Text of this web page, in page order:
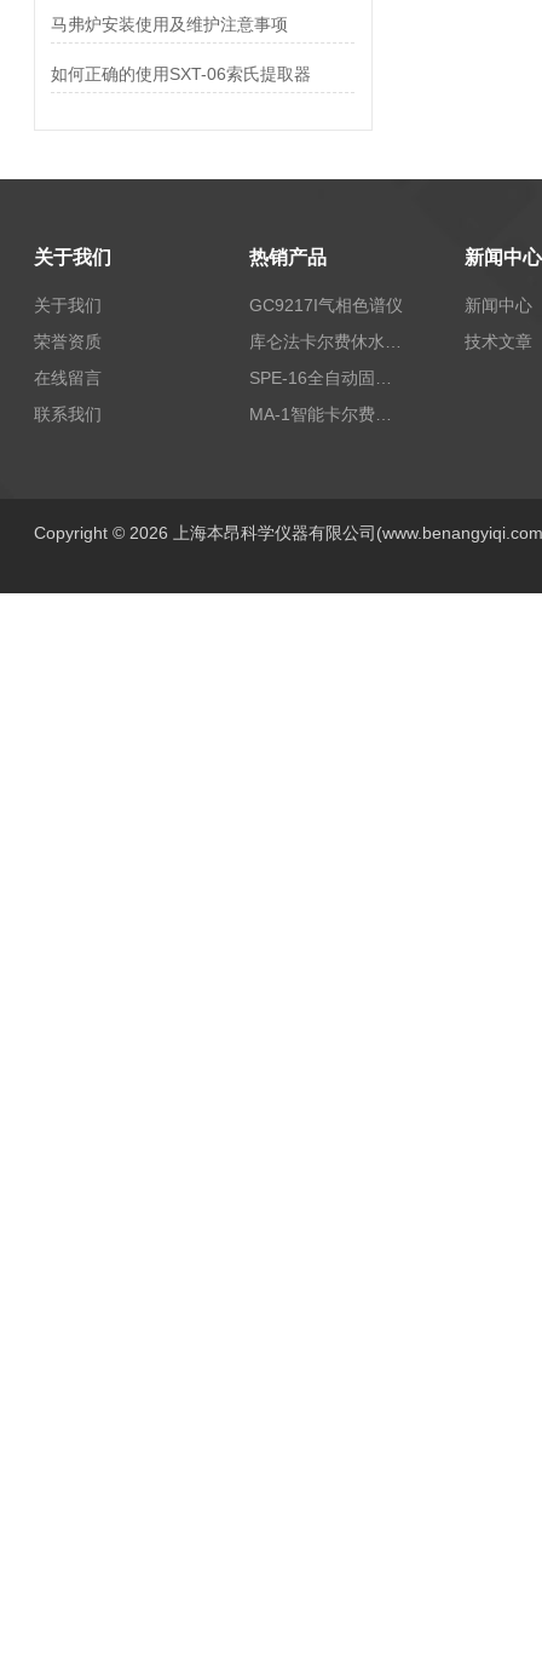
马弗炉安装使用及维护注意事项
如何正确的使用SXT-06索氏提取器
关于我们
关于我们
荣誉资质
在线留言
联系我们
热销产品
GC9217I气相色谱仪
MA-1智能卡尔费休水分测定仪
新闻中心
新闻中心
技术文章
Copyright © 2026 上海本昂科学仪器有限公司